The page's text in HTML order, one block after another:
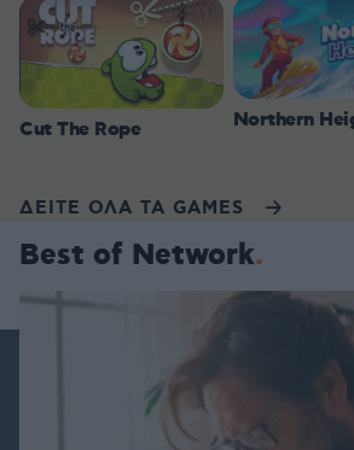
Cut The Rope Northern
ΔΕΙΤΕ ΟΛΑ ΤΑ GAMES
Best of Network